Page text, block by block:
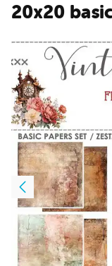
20x20